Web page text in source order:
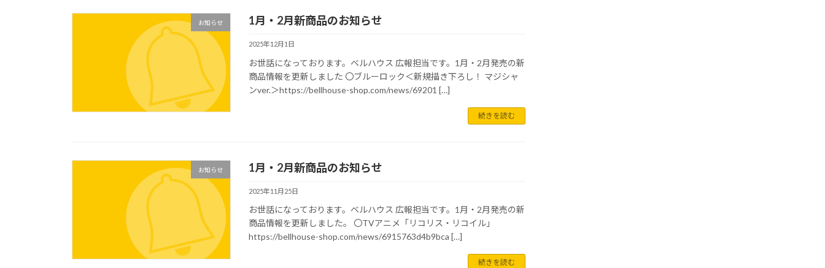
お知らせ 1月・2月新商品のお知らせ
2025年12月1日
お世話になっております。ベルハウス 広報担当です。1月・2月発売の新
商品情報を更新しました 〇ブルーロック＜新規描き下ろし！ マジシャ
ンver.＞https://bellhouse-shop.com/news/69201 […]
続きを読む
お知らせ 1月・2月新商品のお知らせ
2025年11月25日
お世話になっております。ベルハウス 広報担当です。1月・2月発売の新
商品情報を更新しました。 〇TVアニメ「リコリス・リコイル」
https://bellhouse-shop.com/news/6915763d4b9bca […]
続きを読む